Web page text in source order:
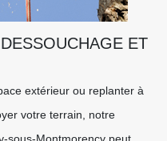
ET
extérieur ou replanter à
votre terrain, notre
sous-Montmorency peut